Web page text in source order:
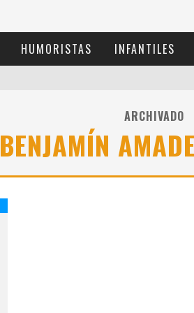
HUMORISTAS INFANTILES
ARCHIVADO
BENJAMÍN